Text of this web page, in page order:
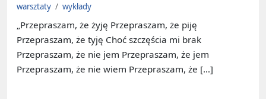
warsztaty / wykłady
„Przepraszam, że żyję Przepraszam, że piję
Przepraszam, że tyję Choć szczęścia mi brak
Przepraszam, że nie jem Przepraszam, że jem
Przepraszam, że nie wiem Przepraszam, że […]